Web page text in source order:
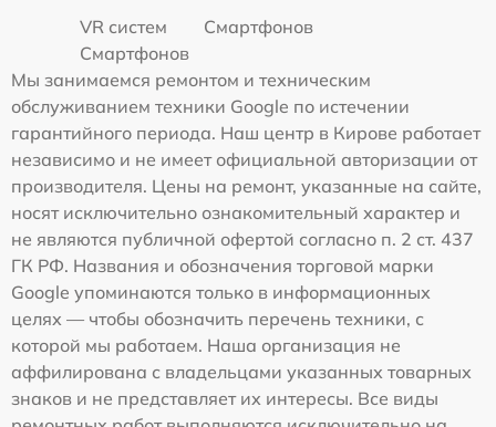
VR систем
Смартфонов
Смартфонов
Мы занимаемся ремонтом и техническим
обслуживанием техники Google по истечении
гарантийного периода. Наш центр в Кирове работает
независимо и не имеет официальной авторизации от
производителя. Цены на ремонт, указанные на сайте,
носят исключительно ознакомительный характер и
не являются публичной офертой согласно п. 2 ст. 437
ГК РФ. Названия и обозначения торговой марки
Google упоминаются только в информационных
целях — чтобы обозначить перечень техники, с
которой мы работаем. Наша организация не
аффилирована с владельцами указанных товарных
знаков и не представляет их интересы. Все виды